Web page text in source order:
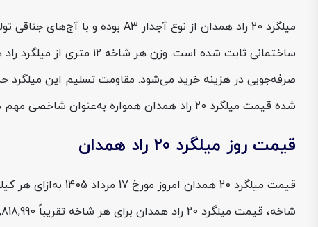
شده قیمت میلگرد 20 راد همدان همواره به‌عنوان شاخصی مهم در بازار فولاد به حساب بیاید و برای دنبال کنندگان
قیمت روز میلگرد 20 راد همدان